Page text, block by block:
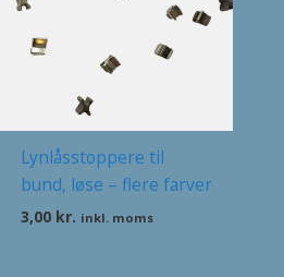
Lynlåsstoppere til
bund, løse – flere farver
3,00 kr. inkl. moms